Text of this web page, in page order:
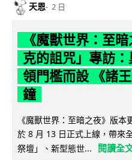
天恩 2 日
《魔獸世界：至
克的詛咒」專訪
領門檻而設 《諸
鐘
《魔獸世界：至暗之夜》版
於 8 月 13 日正式上線，帶來
祭壇」、新型態世...
閱讀全